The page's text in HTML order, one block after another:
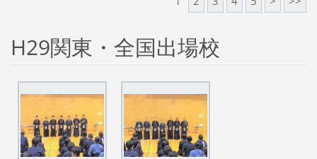
H29関東・全国出場校